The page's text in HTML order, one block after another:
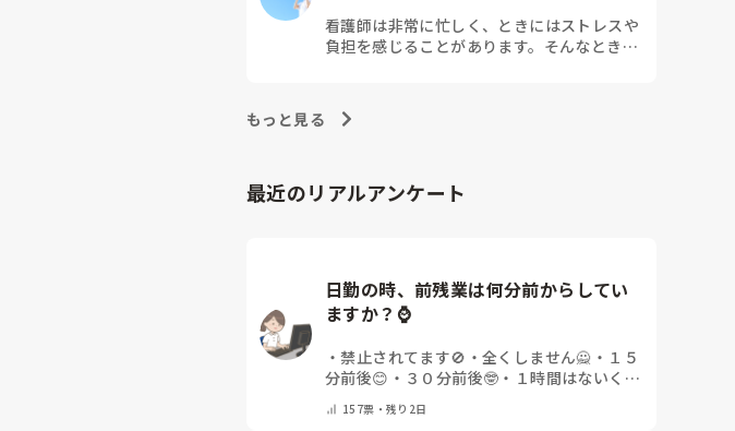
看護師は非常に忙しく、ときにはストレスや
負担を感じることがあります。そんなとき、
を感じたときの対処法や秘訣を紹介します。
もっと見る
最近のリアルアンケート
日勤の時、前残業は何分前からしてい
ますか？⌚
・禁止されてます🚫 ・ 全くしません🙅 ・ １５
分前後😊 ・ ３０分前後🤓 ・ １時間はないくら
教えて下さい）
157票・残り2日